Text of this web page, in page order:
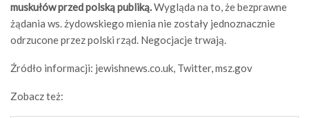
muskułów przed polską publiką.Wygląda na to, że bezprawne
żądania ws. żydowskiego mienia nie zostały jednoznacznie
odrzucone przez polski rząd. Negocjacje trwają.
Źródło informacji: jewishnews.co.uk, Twitter, msz.gov
Zobacz też: